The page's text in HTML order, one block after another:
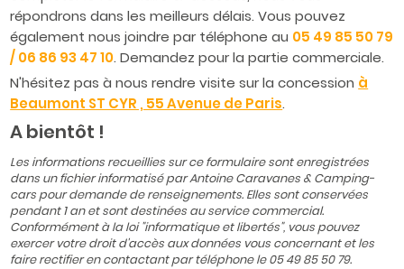
répondrons dans les meilleurs délais. Vous pouvez
également nous joindre par téléphone au 05 49 85 50 79
/ 06 86 93 47 10. Demandez pour la partie commerciale.
N'hésitez pas à nous rendre visite sur la concession à
Beaumont ST CYR , 55 Avenue de Paris.
A bientôt !
Les informations recueillies sur ce formulaire sont enregistrées
dans un fichier informatisé par Antoine Caravanes & Camping-
cars pour demande de renseignements. Elles sont conservées
pendant 1 an et sont destinées au service commercial.
Conformément à la loi "informatique et libertés", vous pouvez
exercer votre droit d'accès aux données vous concernant et les
faire rectifier en contactant par téléphone le 05 49 85 50 79.